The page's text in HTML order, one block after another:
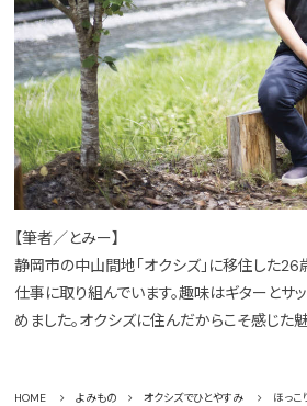
【筆者／とみー】
静岡市の中山間地「オクシズ」に移住した26
仕事に取り組んでいます。趣味はギターとサ
めました。オクシズに住んだからこそ感じた
HOME よみもの オクシズでひとやすみ ほっ